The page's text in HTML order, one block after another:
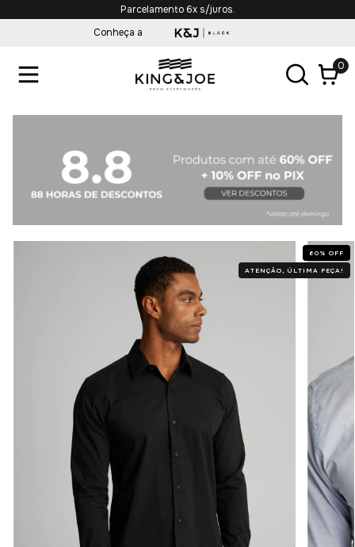
Parcelamento 6x s/juros.
Conheça a
0
60 % OFF
ATENÇÃO, ÚLTIMA PEÇA!